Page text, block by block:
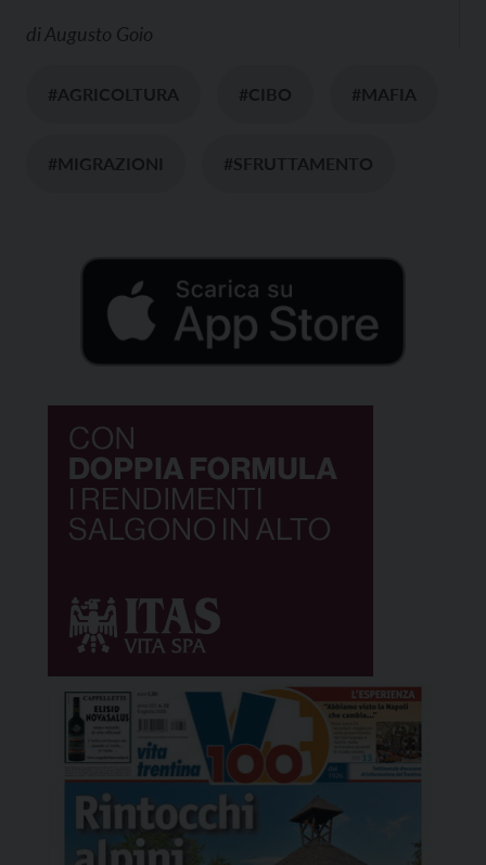
diAugusto Goio
#AGRICOLTURA #CIBO #MAFIA
#MIGRAZIONI #SFRUTTAMENTO